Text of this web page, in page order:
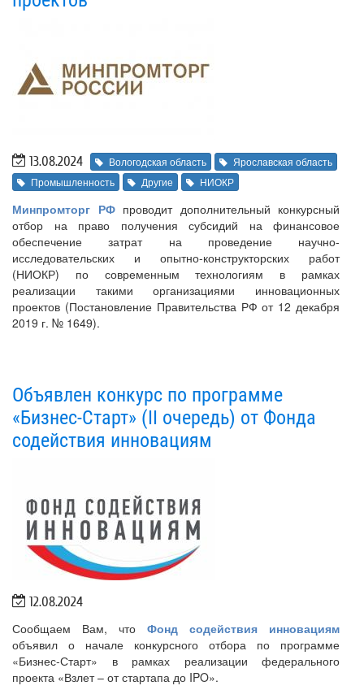
13.08.2024 Вологодская область
Ярославская область
Промышленность
Другие НИОКР
Минпромторг РФпроводит дополнительный конкурсный
отбор на право получения субсидий на финансовое
обеспечение затрат на проведение научно-
исследовательских и опытно-конструкторских работ
(НИОКР) по современным технологиям в рамках
реализации такими организациями инновационных
проектов (Постановление Правительства РФ от 12 декабря
2019 г. № 1649).
Объявлен конкурс по программе
«Бизнес-Старт» (II очередь) от Фонда
содействия инновациям
12.08.2024
Сообщаем Вам, что Фонд содействия инновациям
объявил о начале конкурсного отбора по программе
«Бизнес-Старт» в рамках реализации федерального
проекта «Взлет – от стартапа до IPO».